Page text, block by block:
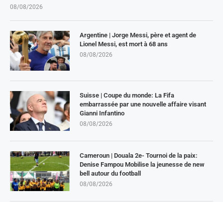
08/08/2026
Argentine | Jorge Messi, père et agent de
Lionel Messi, est mort à 68 ans
08/08/2026
Suisse | Coupe du monde: La Fifa
embarrassée par une nouvelle affaire visant
Gianni Infantino
08/08/2026
Cameroun | Douala 2e- Tournoi de la paix:
Denise Fampou Mobilise la jeunesse de new
bell autour du football
08/08/2026